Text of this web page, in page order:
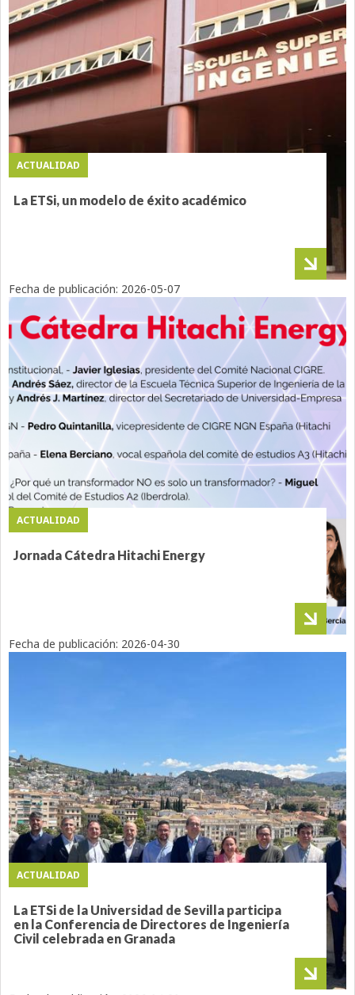
ACTUALIDAD
La ETSi, un modelo de éxito académico
ACTUALIDAD
Jornada Cátedra Hitachi Energy
Fecha de publicación: 2026-05-07
ACTUALIDAD
La ETSi de la Universidad de Sevilla participa
en la Conferencia de Directores de Ingeniería
Civil celebrada en Granada
Fecha de publicación: 2026-04-30